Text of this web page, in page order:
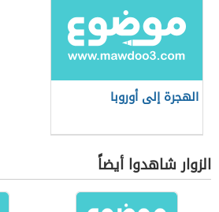
الهجرة إلى أوروبا
الزوار شاهدوا أيضاً